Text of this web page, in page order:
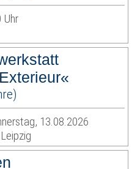
Uhr
13.08.2026